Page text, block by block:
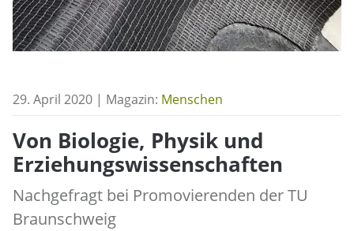
29. April 2020 | Magazin: Menschen
Von Biologie, Physik und
Erziehungswissenschaften
Nachgefragt bei Promovierenden der TU
Braunschweig